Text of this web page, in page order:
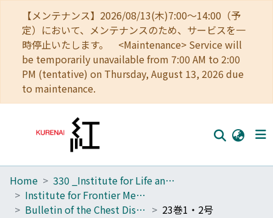
【メンテナンス】2026/08/13(木)7:00～14:00（予
定）において、メンテナンスのため、サービスを一
時停止いたします。 <Maintenance> Service will
be temporarily unavailable from 7:00 AM to 2:00
PM (tentative) on Thursday, August 13, 2026 due
to maintenance.
Home
Communities
Home
330 _Institute for Life and Medical Sciences
Institute for Frontier Medical Sciences
Bulletin of the Chest Disease Research Institute, Kyoto University
23巻1・2号